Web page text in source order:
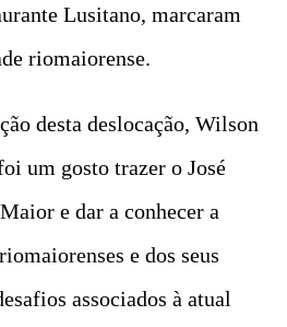
Lusitano, marcaram
riomaiorense.
desta deslocação, Wilson
um gosto trazer o José
e dar a conhecer a
e dos seus
associados à atual